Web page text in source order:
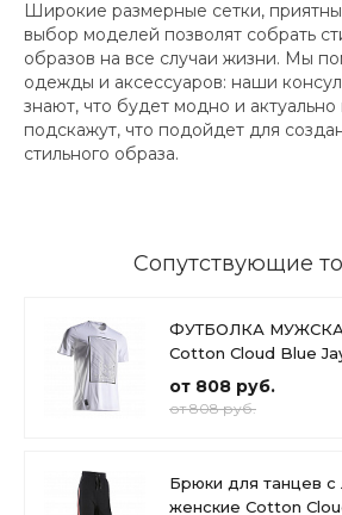
Широкие размерные сетки,
выбор моделей позволят собрать
образов на все случаи жизни. Мы
одежды и аксессуаров: наши
знают, что будет модно и
подскажут, что подойдет для
стильного образа.
Сопутствующие
ФУТБОЛКА
Cotton Cloud Blue
от 808 руб.
от 808 руб.
Брюки для танцев с
женские Cotton